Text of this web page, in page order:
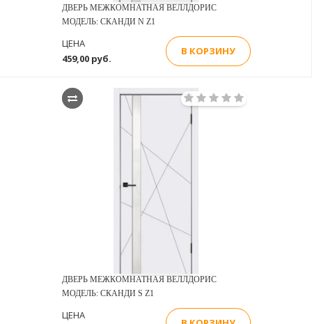
ДВЕРЬ МЕЖКОМНАТНАЯ ВЕЛЛДОРИС
МОДЕЛЬ: СКАНДИ N Z1
459,00 руб.
ЦЕНА
В КОРЗИНУ
ДВЕРЬ МЕЖКОМНАТНАЯ ВЕЛЛДОРИС
МОДЕЛЬ: СКАНДИ S Z1
ЦЕНА